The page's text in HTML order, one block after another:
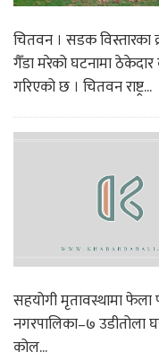
चितवन । सडक विस्तारका
गैँडा मरेको घटनामा ठेकेदार
गरिएको छ । चितवन राष्ट्र...
सहयोगी मृतावस्थामा
नगरपालिका–७ उडीतोला
कोल...